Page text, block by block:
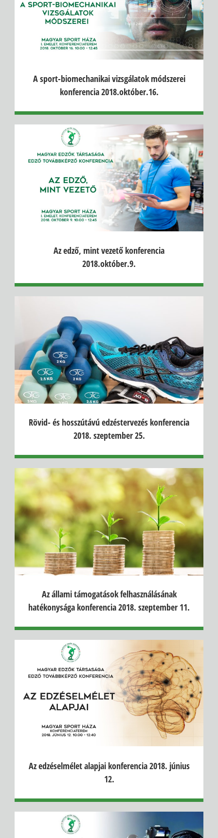
A sport-biomechanikai vizsgálatok módszerei
konferencia 2018.október.16.
Az edző, mint vezető konferencia
2018.október.9.
Rövid- és hosszútávú edzéstervezés konferencia
2018. szeptember 25.
Az állami támogatások felhasználásának
hatékonysága konferencia 2018. szeptember 11.
Az edzéselmélet alapjai konferencia 2018. június
12.